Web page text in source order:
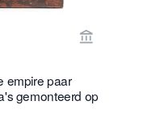
Bekijk
empire paar
gemonteerd op